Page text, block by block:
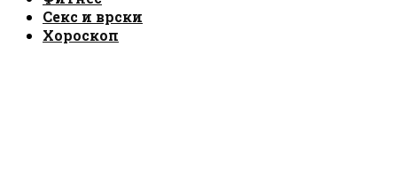
Секс и врски
Хороскоп